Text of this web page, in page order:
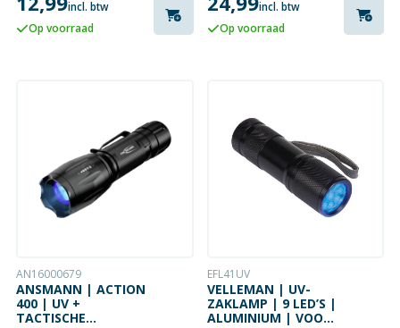
incl. btw
Op voorraad
incl. btw
Op voorraad
AN16000679
ANSMANN | ACTION
400 | UV +
TACTISCHE
EFL41UV
VELLEMAN | UV-
ZAKLAMP | 9 LED’S |
ALUMINIUM | VOOR